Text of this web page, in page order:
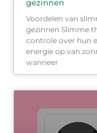
gezinnen
Voordelen van
gezinnen Slimme
controle over hun
energie op van
wanneer